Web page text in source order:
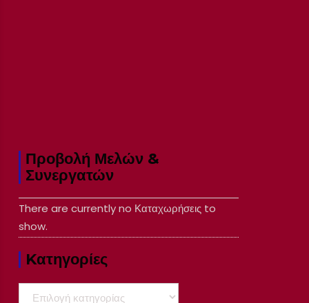
Προβολή Μελών &
Συνεργατών
There are currently no Καταχωρήσεις to
show.
Kατηγορίες
Kατηγορίες